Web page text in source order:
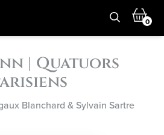
0
| Quatuors
Blanchard & Sylvain Sartre